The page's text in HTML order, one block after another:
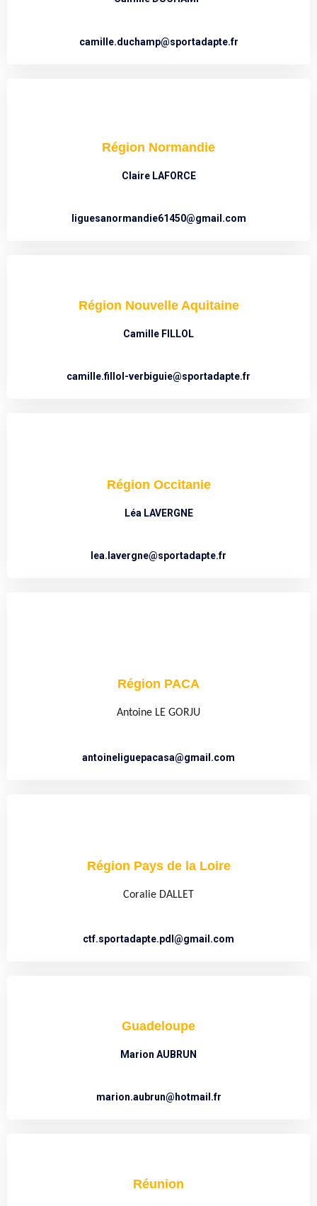
camille.duchamp@sportadapte.fr
Région Normandie
Claire LAFORCE
liguesanormandie61450@gmail.com
Région Nouvelle Aquitaine
Camille FILLOL
camille.fillol-verbiguie@sportadapte.fr
Région Occitanie
Léa LAVERGNE
lea.lavergne@sportadapte.fr
Région PACA
Antoine LE GORJU
antoineliguepacasa@gmail.com
Région Pays de la Loire
Coralie DALLET
ctf.sportadapte.pdl@gmail.com
Guadeloupe
Marion AUBRUN
marion.aubrun@hotmail.fr
Réunion